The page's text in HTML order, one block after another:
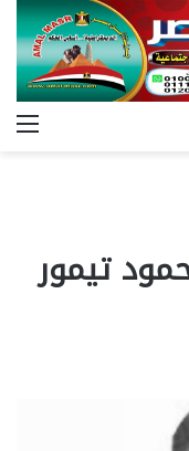
تيمور